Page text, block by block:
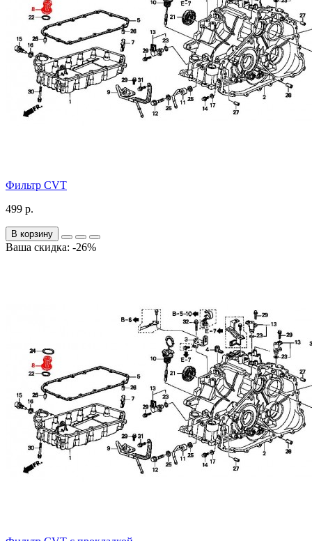
Фильтр CVT
499 р.
В корзину
Ваша скидка: -26%